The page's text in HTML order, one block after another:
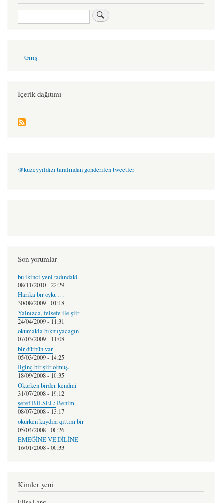
for
DÜŞ-
coda
oylun
Ara
account
Giriş
İçerik dağıtımı
@kuzeyyildizi tarafından gönderilen tweetler
Son yorumlar
bu ikinci yeni tadındaki
08/11/2010 - 22:29
Harıka bır oyku …
30/08/2009 - 01:18
Yalnızca, felsefe ile şiir
24/04/2009 - 11:31
okumakla bıkmıyacagın
07/03/2009 - 11:08
bir dürbün var
05/03/2009 - 14:25
İlginç bir şiir olmuş.
18/09/2008 - 10:35
Okurken birden kendmi
31/07/2008 - 19:12
şeref BİLSEL: Benim
08/07/2008 - 13:17
okurken kaydım qittim bir
05/04/2008 - 00:26
EMEĞİNE VE DİLİNE
16/01/2008 - 00:33
Kimler yeni